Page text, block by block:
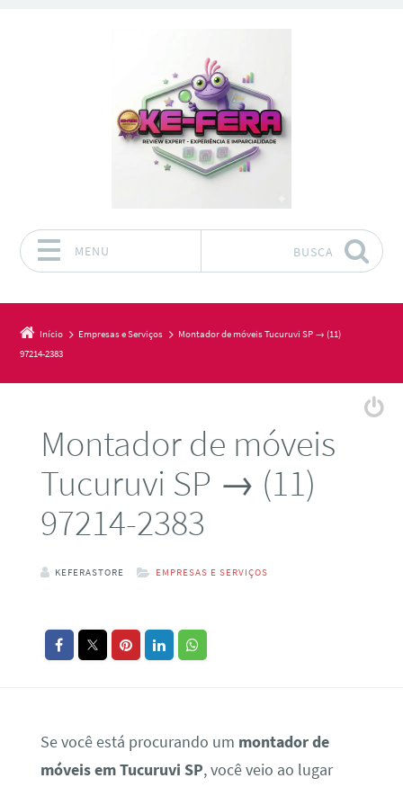
MENU BUSCA
Início Empresas e Serviços
Montador de móveis Tucuruvi SP → (11)
97214-2383
Montador de móveis
Tucuruvi SP → (11)
97214-2383
KEFERASTORE EMPRESAS E SERVIÇOS
Se você está procurando um montador de
móveis em Tucuruvi SP, você veio ao lugar